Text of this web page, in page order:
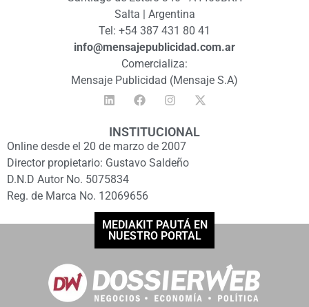
Salta | Argentina
Tel: +54 387 431 80 41
info@mensajepublicidad.com.ar
Comercializa:
Mensaje Publicidad (Mensaje S.A)
INSTITUCIONAL
Online desde el 20 de marzo de 2007
Director propietario: Gustavo Saldeño
D.N.D Autor No. 5075834
Reg. de Marca No. 12069656
MEDIAKIT PAUTÁ EN
NUESTRO PORTAL